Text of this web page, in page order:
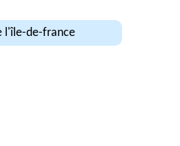
l'île-de-france